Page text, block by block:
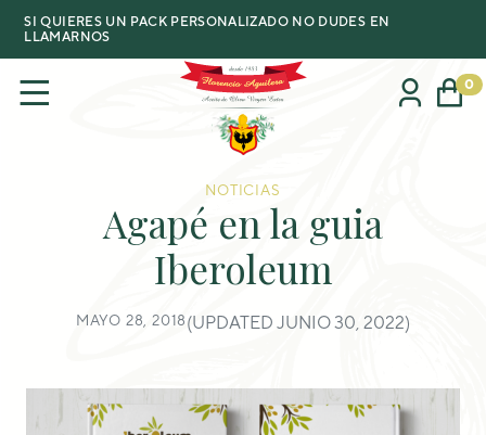
SI QUIERES UN PACK PERSONALIZADO NO DUDES EN
LLAMARNOS
0
NOTICIAS
Agapé en la guia
Iberoleum
MAYO 28, 2018(UPDATED JUNIO 30, 2022)